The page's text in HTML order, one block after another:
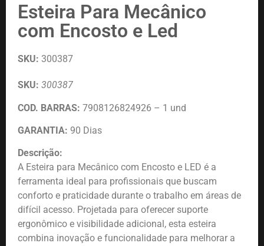
Esteira Para Mecânico
com Encosto e Led
SKU: 300387
SKU: 300387
COD. BARRAS: 7908126824926 – 1 und
GARANTIA: 90 Dias
Descrição:
A Esteira para Mecânico com Encosto e LED é a
ferramenta ideal para profissionais que buscam
conforto e praticidade durante o trabalho em áreas de
difícil acesso. Projetada para oferecer suporte
ergonômico e visibilidade adicional, esta esteira
combina inovação e funcionalidade para melhorar a